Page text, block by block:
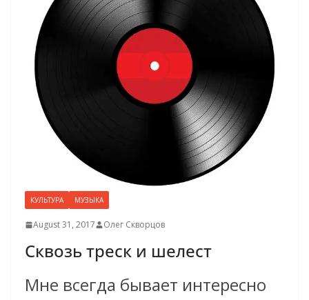
КУЛЬТУРА МУЗЫКА
August 31, 2017 Олег Скворцов
Сквозь треск и шелест
Мне всегда бывает интересно